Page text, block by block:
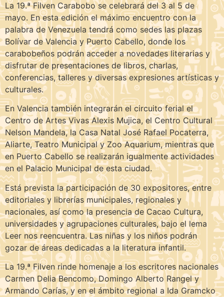
La 19.ª Filven Carabobo se celebrará del 3 al 5 de
mayo. En esta edición el máximo encuentro con la
palabra de Venezuela tendrá como sedes las plazas
Bolívar de Valencia y Puerto Cabello, donde los
carabobeños podrán acceder a novedades literarias y
disfrutar de presentaciones de libros, charlas,
conferencias, talleres y diversas expresiones artísticas y
culturales.
En Valencia también integrarán el circuito ferial el
Centro de Artes Vivas Alexis Mujica, el Centro Cultural
Nelson Mandela, la Casa Natal José Rafael Pocaterra,
Aliarte, Teatro Municipal y Zoo Aquarium, mientras que
en Puerto Cabello se realizarán igualmente actividades
en el Palacio Municipal de esta ciudad.
Está prevista la participación de 30 expositores, entre
editoriales y librerías municipales, regionales y
nacionales, así como la presencia de Cacao Cultura,
universidades y agrupaciones culturales, bajo el lema
Leer nos reencuentra. Las niñas y los niños podrán
gozar de áreas dedicadas a la literatura infantil.
La 19.ª Filven rinde homenaje a los escritores nacionales
Carmen Delia Bencomo, Domingo Alberto Rangel y
Armando Carías, y en el ámbito regional a Ida Gramcko